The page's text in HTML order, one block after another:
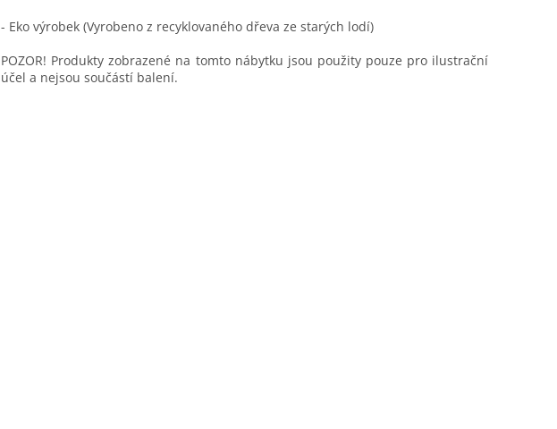
- Eko výrobek (Vyrobeno z recyklovaného dřeva ze starých lodí)
POZOR! Produkty zobrazené na tomto nábytku jsou použity pouze pro ilustrační
účel a nejsou součástí balení.